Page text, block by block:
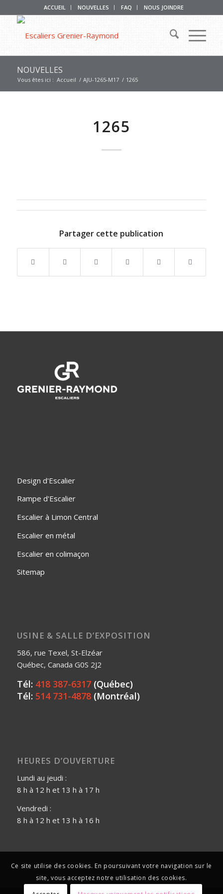
ACCUEIL NOUVELLES FAQ NOUS JOINDRE
NOUVELLES
Vous êtes ici : Accueil / AJU-1265-M17 / 1265
1265
Partager cette publication
Design d'Escalier
Rampe d'Escalier
Escalier à Limon Central
Escalier en métal
Escalier en colimaçon
Sitemap
USINE & SALLE D’EXPOSITION
586, rue Texel, St-Elzéar
Québec, Canada G0S 2J2
Tél: 418 387-6317(Québec)
Tél: 514 731-4878(Montréal)
HEURES D’OUVERTURE
Lundi au jeudi :
8 h à 12 h et 13 h à 17 h
Vendredi :
8 h à 12 h et 13 h à 16 h
Ce site utilise des cookies. En poursuivant votre navigation sur le
site, vous acceptez notre utilisation des cookies.